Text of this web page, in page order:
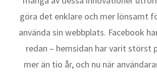
göra det enklare och mer lönsamt
använda sin webbplats. Facebook
redan – hemsidan har varit störst
mer än tio år, och nu när